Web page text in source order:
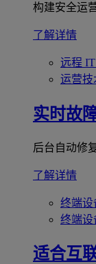
构建安全运
了解详情
远程
运营技
实时故
后台自动修
了解详情
终端设
终端设
适合互